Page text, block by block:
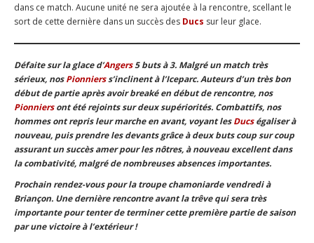
dans ce match. Aucune unité ne sera ajoutée à la rencontre, scellant le
sort de cette dernière dans un succès des Ducs sur leur glace.
Défaite sur la glace d’Angers5 buts à 3. Malgré un match très
sérieux, nosPionnierss’inclinent à l’Iceparc. Auteurs d’un très bon
début de partie après avoir breaké en début de rencontre, nos
Pionniersont été rejoints sur deux supériorités. Combattifs, nos
hommes ont repris leur marche en avant, voyant lesDucségaliser à
nouveau, puis prendre les devants grâce à deux buts coup sur coup
assurant un succès amer pour les nôtres, à nouveau excellent dans
la combativité, malgré de nombreuses absences importantes.
Prochain rendez-vous pour la troupe chamoniarde vendredi à
Briançon. Une dernière rencontre avant la trêve qui sera très
importante pour tenter de terminer cette première partie de saison
par une victoire à l’extérieur !